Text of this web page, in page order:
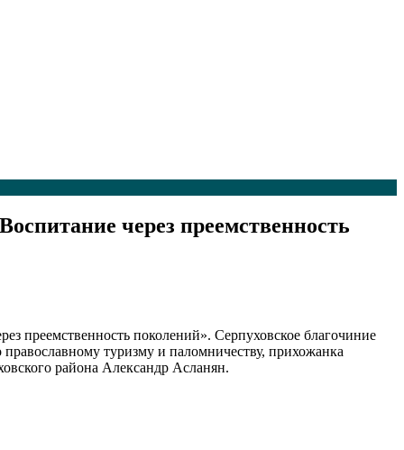
через преемственность
преемственность поколений». Серпуховское благочиние
туризму и паломничеству, прихожанка
района Александр Асланян.